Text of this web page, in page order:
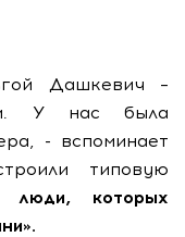
Дашкевич –
У нас была
- вспоминает
типовую
которых